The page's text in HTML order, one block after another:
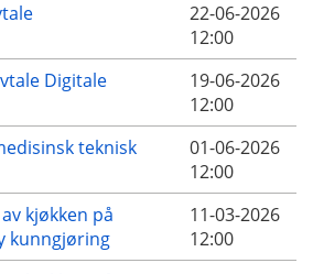
22-06-2026
12:00
Digitale
19-06-2026
12:00
teknisk
01-06-2026
12:00
kjøkken på
kunngjøring
11-03-2026
12:00